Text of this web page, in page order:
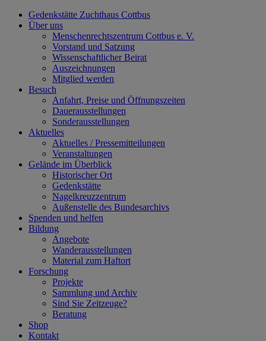
Gedenkstätte Zuchthaus Cottbus
Über uns
Menschenrechtszentrum Cottbus e. V.
Vorstand und Satzung
Wissenschaftlicher Beirat
Auszeichnungen
Mitglied werden
Besuch
Anfahrt, Preise und Öffnungszeiten
Dauerausstellungen
Sonderausstellungen
Aktuelles
Aktuelles / Pressemitteilungen
Veranstaltungen
Gelände im Überblick
Historischer Ort
Gedenkstätte
Nagelkreuzzentrum
Außenstelle des Bundesarchivs
Spenden und helfen
Bildung
Angebote
Wanderausstellungen
Material zum Haftort
Forschung
Projekte
Sammlung und Archiv
Sind Sie Zeitzeuge?
Beratung
Shop
Kontakt